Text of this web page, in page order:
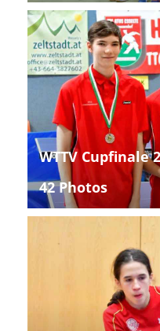
WTTV Cupfinale
42 Photos